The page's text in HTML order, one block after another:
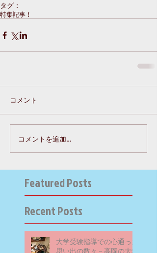
タグ：
特集記事！
コメント
コメントを追加…
Featured Posts
Recent Posts
大学受験指導での心通った
思い出の数々－高岡の大学